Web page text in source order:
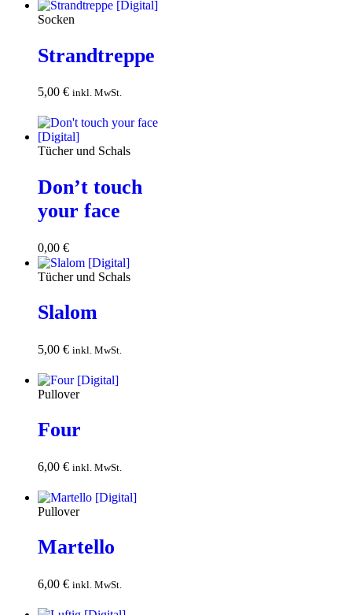
Socken
Strandtreppe
5,00 € inkl. MwSt.
Tücher und Schals
Don’t touch
your face
0,00 €
Tücher und Schals
Slalom
5,00 € inkl. MwSt.
Pullover
Four
6,00 € inkl. MwSt.
Pullover
Martello
6,00 € inkl. MwSt.